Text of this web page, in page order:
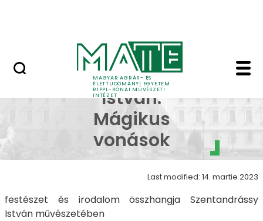
MAGYAR AGRÁR- ÉS
ÉLETTUDOMÁNYI EGYETEM
RIPPL-RÓNAI MŰVÉSZETI
INTÉZET
Galéria 2022 - 4 -
Szentandrássy
István:
Mágikus
vonások
Last modified: 14. martie 2023
festészet és irodalom összhangja Szentandrássy
István művészetében